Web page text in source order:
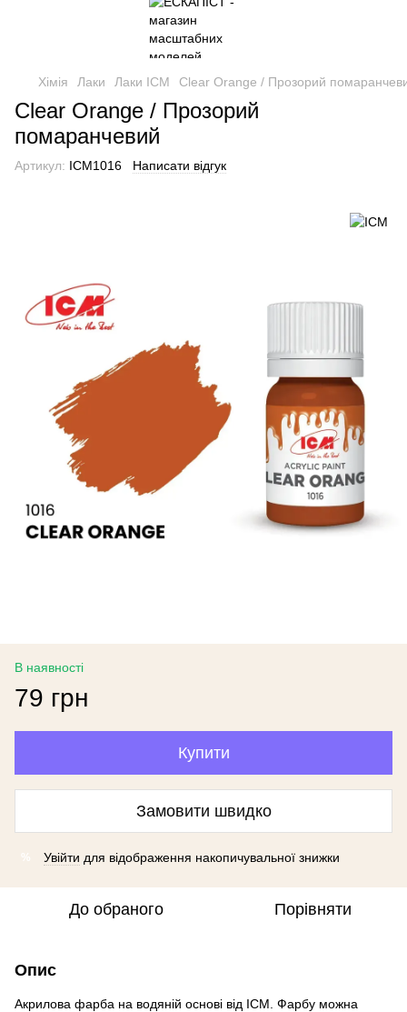
Хімія Лаки Лаки ICM Clear Orange / Прозорий
Clear Orange / Прозорий
помаранчевий
Артикул: ICM1016 Написати відгук
В наявності
79 грн
Купити
Замовити швидко
% Увійти для відображення накопичувальної знижки
До обраного Порівняти
Опис
Акрилова фарба на водяній основі від ICM. Фарбу можна